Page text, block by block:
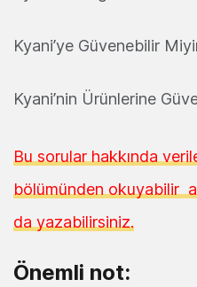
Kyani’ye Güvenebilir
Kyani’nin Ürünlerine
Bu sorular hakkında
bölümünden okuyabilir
da yazabilirsiniz.
Önemli not: